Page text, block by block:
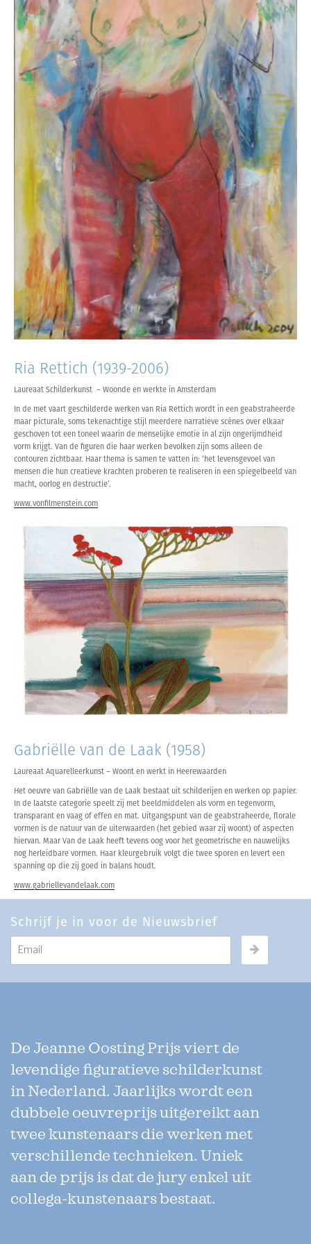
Ria Rettich (1939-2006)
Laureaat Schilderkunst – Woonde en werkte in Amsterdam
In de met vaart geschilderde werken van Ria Rettich wordt in een geabstraheerde
maar picturale, soms tekenachtige stijl meerdere narratieve scènes over elkaar
geschoven tot een toneel waarin de menselijke emotie in al zijn ongerijmdheid
vorm krijgt. Van de figuren die haar werken bevolken zijn soms alleen de
contouren zichtbaar. Haar thema is samen te vatten in: ‘het levensgevoel van
mensen die hun creatieve krachten proberen te realiseren in een spiegelbeeld van
macht, oorlog en destructie’.
www.vonfilmenstein.com
Gabriëlle van de Laak (1958)
Laureaat Aquarelleerkunst – Woont en werkt in Heerewaarden
Het oeuvre van Gabriëlle van de Laak bestaat uit schilderijen en werken op papier.
In de laatste categorie speelt zij met beeldmiddelen als vorm en tegenvorm,
transparant en vaag of effen en mat. Uitgangspunt van de geabstraheerde, florale
vormen is de natuur van de uiterwaarden (het gebied waar zij woont) of aspecten
hiervan. Maar Van de Laak heeft tevens oog voor het geometrische en nauwelijks
nog herleidbare vormen. Haar kleurgebruik volgt die twee sporen en levert een
spanning op die zij goed in balans houdt.
www.gabriellevandelaak.com
Schrijf je in voor de Nieuwsbrief
De Jeanne Oosting Prijs viert de
levendige figuratieve schilderkunst
in Nederland. Jaarlijks wordt een
dubbele oeuvreprijs uitgereikt aan
twee kunstenaars die werken met
verschillende technieken. Uniek
aan de prijs is dat de jury enkel uit
collega-kunstenaars bestaat.